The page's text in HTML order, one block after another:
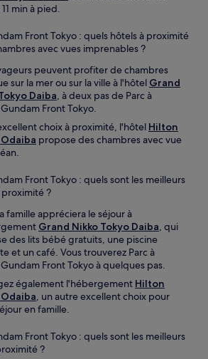
min à pied.
Front Tokyo : quels hôtels à proximité
avec vues imprenables ?
peuvent profiter de chambres
sur la mer ou sur la ville à l'hôtel Grand
Daiba, à deux pas de Parc à
Front Tokyo.
choix à proximité, l'hôtel Hilton
propose des chambres avec vue
Front Tokyo : quels sont les meilleurs
proximité ?
famille appréciera le séjour à
Grand Nikko Tokyo Daiba, qui
des lits bébé gratuits, une piscine
et un café. Vous trouverez Parc à
Front Tokyo à quelques pas.
également l'hébergement Hilton
, un autre excellent choix pour
en famille.
Front Tokyo : quels sont les meilleurs
?